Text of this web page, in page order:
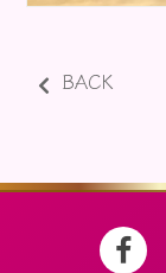
BACK